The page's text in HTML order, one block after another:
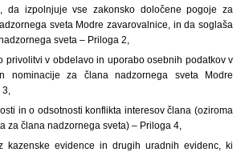
da izpolnjuje vse zakonsko določene pogoje za
sveta Modre zavarovalnice, in da soglaša
sveta – Priloga 2,
privolitvi v obdelavo in uporabo osebnih podatkov v
nominacije za člana nadzornega sveta Modre
3,
in o odsotnosti konflikta interesov člana (oziroma
za člana nadzornega sveta) – Priloga 4,
kazenske evidence in drugih uradnih evidenc, ki